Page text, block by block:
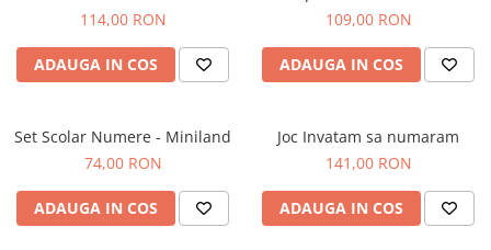
Decoratiuni
Figurine jucarii mici
Jucarii interactive
Frumusete si Bijuterii
Jocuri de societate
114,00 RON
ADAUGA IN COS
109,00 RON
ADAUGA IN COS
Set Scolar Numere - Miniland
74,00 RON
ADAUGA IN COS
Joc Invatam sa numaram
141,00 RON
ADAUGA IN COS